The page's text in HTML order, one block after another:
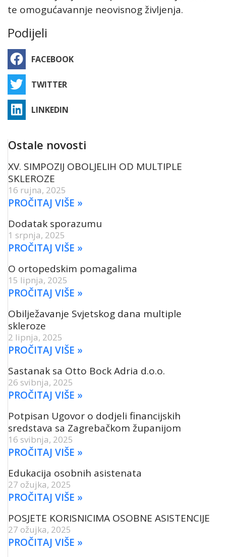
te omogućavannje neovisnog življenja.
Podijeli
FACEBOOK
TWITTER
LINKEDIN
Ostale novosti
XV. SIMPOZIJ OBOLJELIH OD MULTIPLE
SKLEROZE
16 rujna, 2025
PROČITAJ VIŠE »
Dodatak sporazumu
1 srpnja, 2025
PROČITAJ VIŠE »
O ortopedskim pomagalima
15 lipnja, 2025
PROČITAJ VIŠE »
Obilježavanje Svjetskog dana multiple
skleroze
2 lipnja, 2025
PROČITAJ VIŠE »
Sastanak sa Otto Bock Adria d.o.o.
26 svibnja, 2025
PROČITAJ VIŠE »
Potpisan Ugovor o dodjeli financijskih
sredstava sa Zagrebačkom županijom
16 svibnja, 2025
PROČITAJ VIŠE »
Edukacija osobnih asistenata
27 ožujka, 2025
PROČITAJ VIŠE »
POSJETE KORISNICIMA OSOBNE ASISTENCIJE
27 ožujka, 2025
PROČITAJ VIŠE »